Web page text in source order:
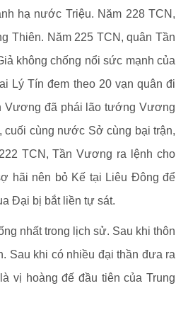
hạ nước Triệu. Năm 228 TCN,
Thiên. Năm 225 TCN, quân Tần
không chống nổi sức mạnh của
Lý Tín đem theo 20 vạn quân đi
Vương đã phái lão tướng Vương
cuối cùng nước Sở cùng bại trận,
TCN, Tần Vương ra lệnh cho
hãi nên bỏ Kế tại Liêu Đông để
Đại bị bắt liền tự sát.
nhất trong lịch sử. Sau khi thôn
Sau khi có nhiều đại thần đưa ra
vị hoàng đế đầu tiên của Trung